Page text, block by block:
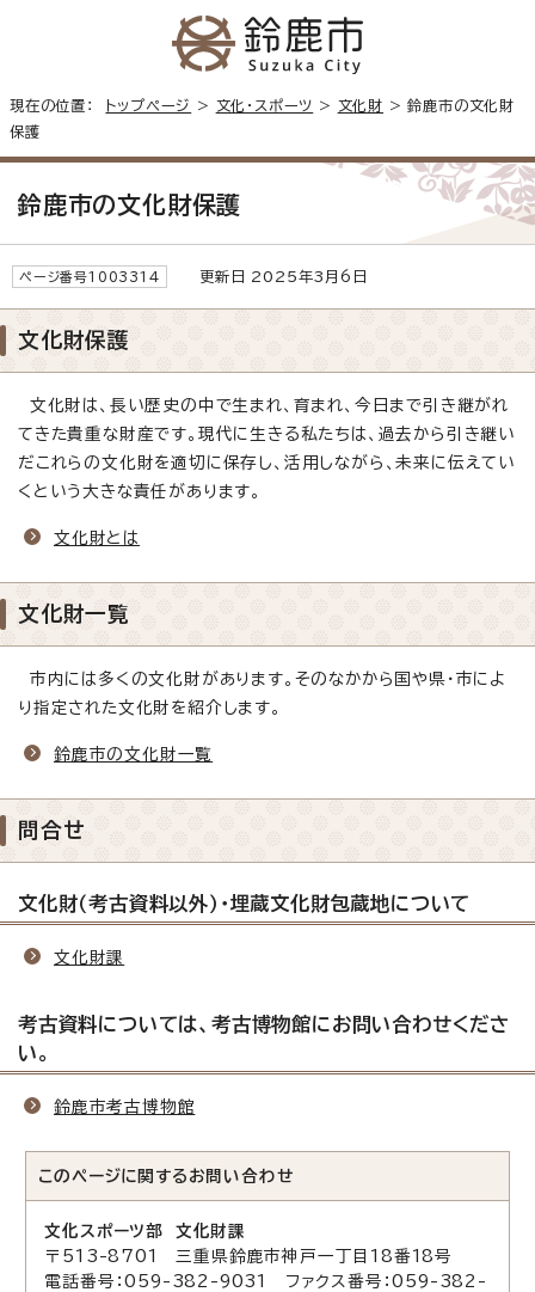
現在の位置： トップページ > 文化・スポーツ > 文化財 > 鈴鹿市の文化財
保護
鈴鹿市の文化財保護
ページ番号1003314 更新日 2025年3月6日
文化財保護
文化財は、長い歴史の中で生まれ、育まれ、今日まで引き継がれ
てきた貴重な財産です。現代に生きる私たちは、過去から引き継い
だこれらの文化財を適切に保存し、活用しながら、未来に伝えてい
くという大きな責任があります。
文化財とは
文化財一覧
市内には多くの文化財があります。そのなかから国や県・市によ
り指定された文化財を紹介します。
鈴鹿市の文化財一覧
問合せ
文化財（考古資料以外）・埋蔵文化財包蔵地について
文化財課
考古資料については、考古博物館にお問い合わせくださ
い。
鈴鹿市考古博物館
このページに関する お問い合わせ
文化スポーツ部 文化財課
〒513-8701 三重県鈴鹿市神戸一丁目18番18号
電話番号：059-382-9031 ファクス番号：059-382-